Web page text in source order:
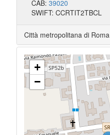
CAB: 39020
SWIFT: CCRTIT2TBCL
Città metropolitana di Roma
+
−